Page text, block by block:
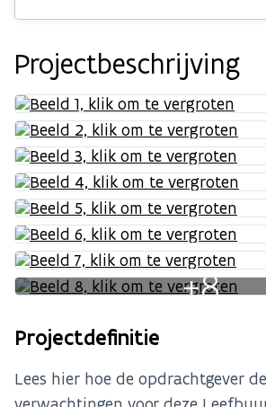
Projectbeschrijving
+8
Projectdefinitie
Lees hier hoe de opdrachtgever